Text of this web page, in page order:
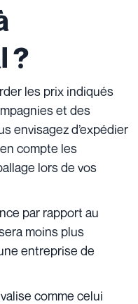
?
les prix indiqués
et des
envisagez d’expédier
compte les
lors de vos
par rapport au
moins plus
entreprise de
comme celui